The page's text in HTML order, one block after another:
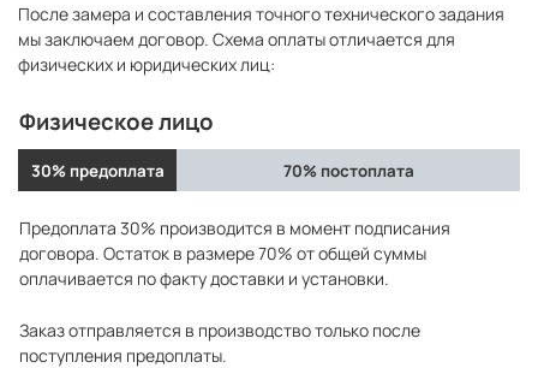
После замера и составления точного технического задания
мы заключаем договор. Схема оплаты отличается для
физических и юридических лиц:
Физическое лицо
30% предоплата 70% постоплата
Предоплата 30% производится в момент подписания
договора. Остаток в размере 70% от общей суммы
оплачивается по факту доставки и установки.
Заказ отправляется в производство только после
поступления предоплаты.